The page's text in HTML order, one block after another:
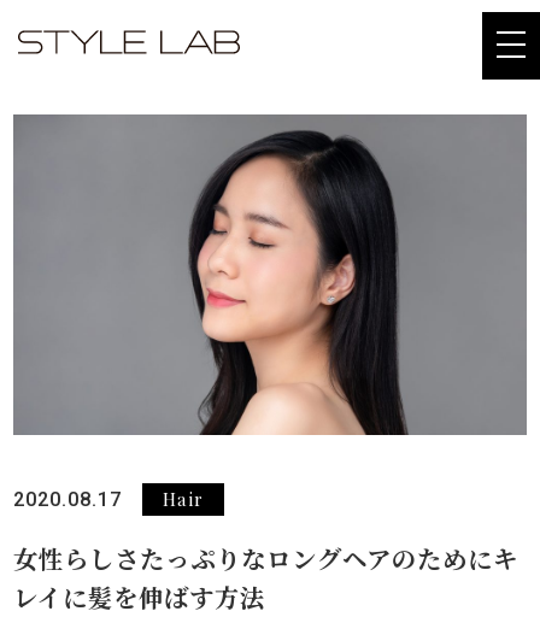
2020.08.17 Hair
女性らしさたっぷりなロングヘアのためにキ
レイに髪を伸ばす方法